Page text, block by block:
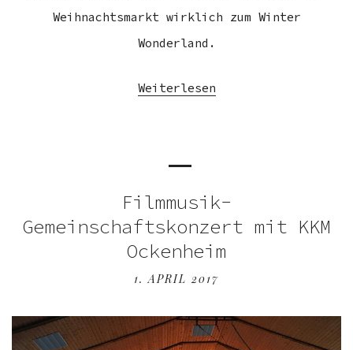
Weihnachtsmarkt wirklich zum Winter
Wonderland.
Weiterlesen
Filmmusik-
Gemeinschaftskonzert mit KKM
Ockenheim
1. APRIL 2017